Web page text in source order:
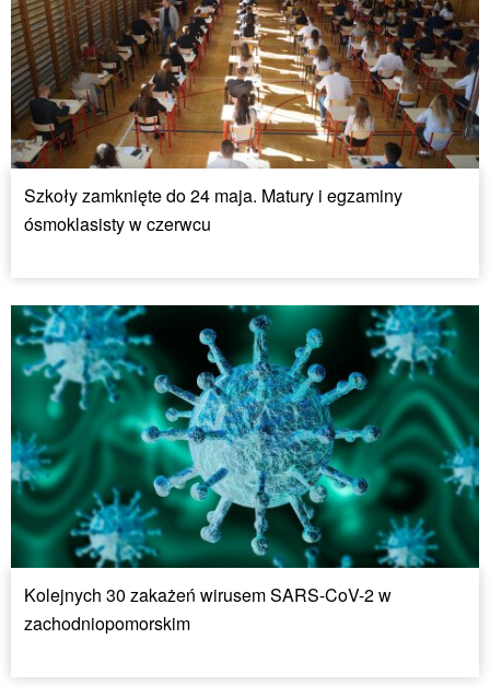
Szkoły zamknięte do 24 maja. Matury i egzaminy
ósmoklasisty w czerwcu
Kolejnych 30 zakażeń wirusem SARS-CoV-2 w
zachodniopomorskim